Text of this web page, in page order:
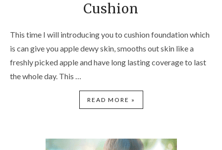
Cushion
This time I will introducing you to cushion foundation which
is can give you apple dewy skin, smooths out skin like a
freshly picked apple and have long lasting coverage to last
the whole day. This …
READ MORE »